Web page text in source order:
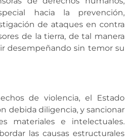
hacia la prevención,
de ataques en contra
de la tierra, de tal manera
desempeñando sin temor su
de violencia, el Estado
debida diligencia, y sancionar
materiales e intelectuales.
las causas estructurales